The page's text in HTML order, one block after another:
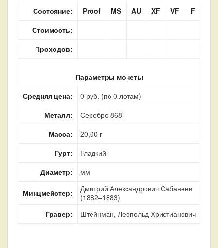
Состояние:
Proof MS AU XF VF
F
Стоимость:
Проходов:
Параметры монеты
Средняя цена:
0 руб. (по 0 лотам)
Металл:
Серебро 868
Масса:
20,00 г
Гурт:
Гладкий
Диаметр:
мм
Минцмейстер:
Дмитрий Александрович Сабанеев
(1882–1883)
Гравер:
Штейнман, Леопольд Христианович